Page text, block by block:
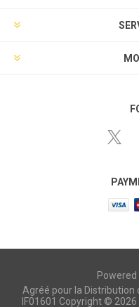
Powered
Agréé pour la
IF01601 Copyright ©